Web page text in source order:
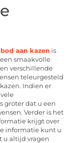
aan kazen is
smaakvolle
verschillende
teleurgesteld
Indien er
groter dat u een
Verder is het
krijgt over
informatie kunt u
u altijd vragen